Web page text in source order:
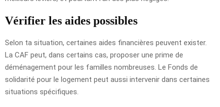
Vérifier les aides possibles
Selon ta situation, certaines aides financières peuvent exister.
La CAF peut, dans certains cas, proposer une prime de
déménagement pour les familles nombreuses. Le Fonds de
solidarité pour le logement peut aussi intervenir dans certaines
situations spécifiques.